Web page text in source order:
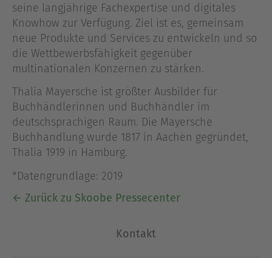
seine langjährige Fachexpertise und digitales
Knowhow zur Verfügung. Ziel ist es, gemeinsam
neue Produkte und Services zu entwickeln und so
die Wettbewerbsfähigkeit gegenüber
multinationalen Konzernen zu stärken.
Thalia Mayersche ist größter Ausbilder für
Buchhändlerinnen und Buchhändler im
deutschsprachigen Raum. Die Mayersche
Buchhandlung wurde 1817 in Aachen gegründet,
Thalia 1919 in Hamburg.
*Datengrundlage: 2019
← Zurück zu Skoobe Pressecenter
Kontakt